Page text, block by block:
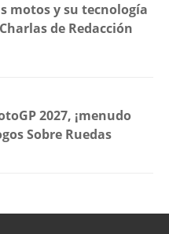
motos y su tecnología
de Redacción
2027, ¡menudo
Sobre Ruedas